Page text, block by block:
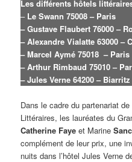
Les différents hôtels
– Le Swann 75008 – Paris
– Gustave Flaubert 76000 –
– Alexandre Vialatte 63000 –
– Marcel Aymé 75018 – Paris
– Arthur Rimbaud 75010 –
– Jules Verne 64200 – Biarritz
Dans le cadre du partenariat
Littéraires, les lauréates du
Catherine Fayeet Marine
complément de leur prix, une
nuits dans l’hôtel Jules Verne